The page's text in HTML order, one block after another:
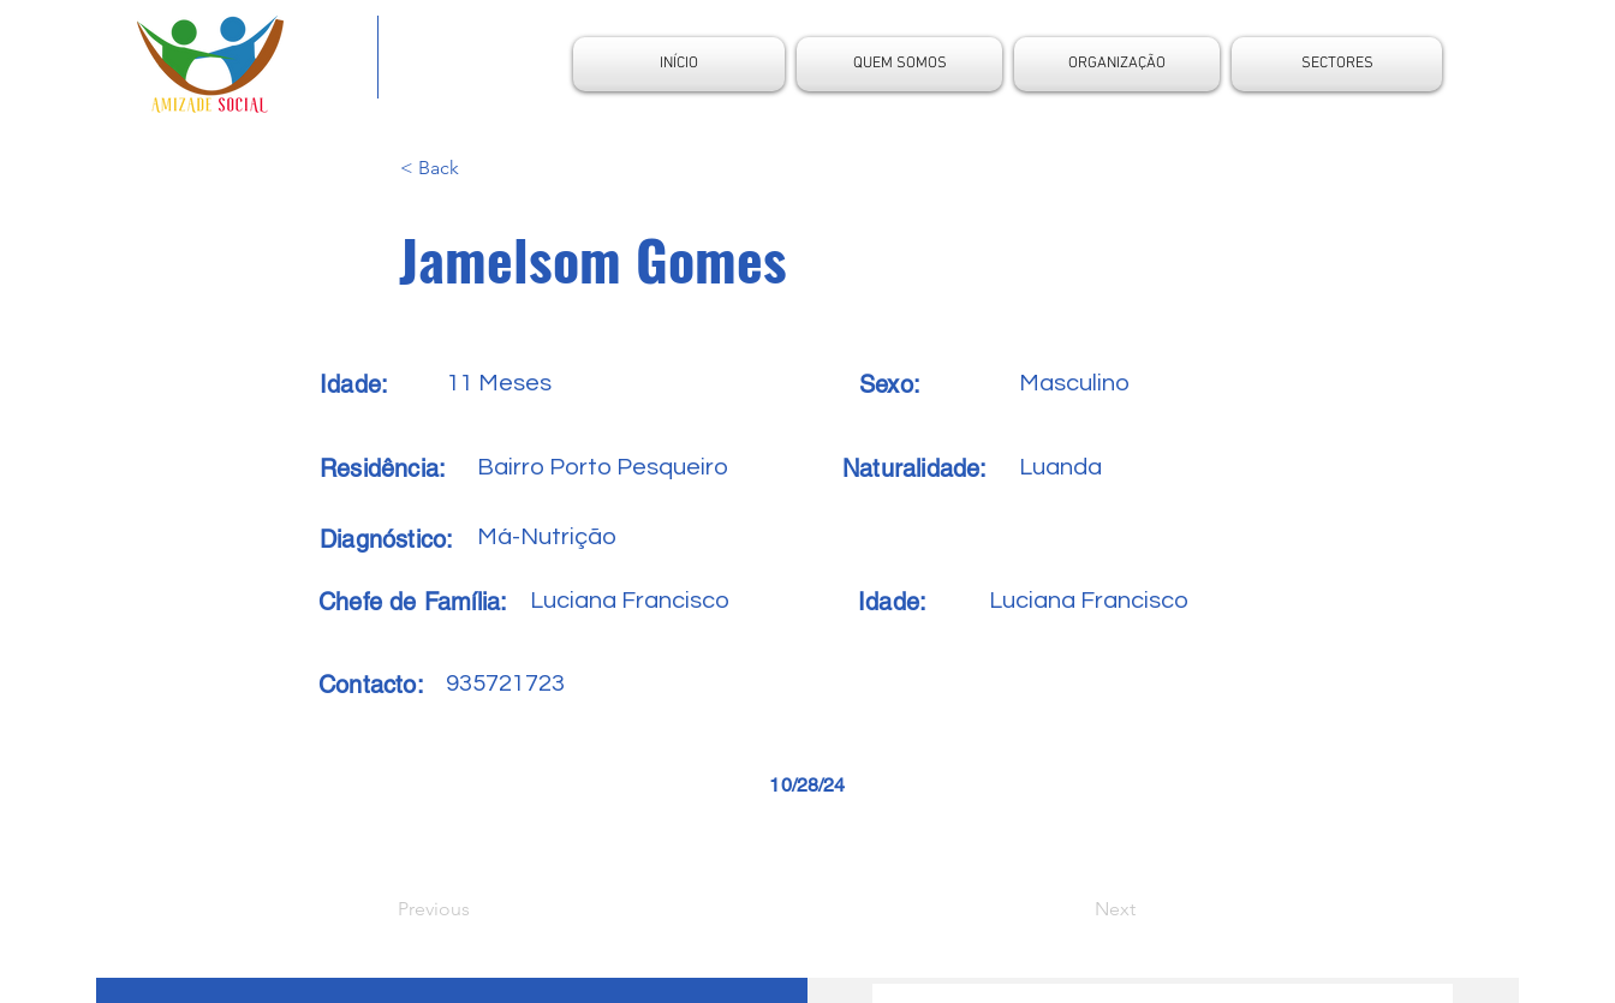
INÍCIO QUEM SOMOS ORGANIZAÇÃO SECTORES
< Back
Jamelsom Gomes
Idade: 11 Meses Sexo: Masculino
Residência: Bairro Porto Pesqueiro Naturalidade: Luanda
Diagnóstico: Má-Nutrição
Chefe de Família: Luciana Francisco Idade: Luciana Francisco
Contacto: 935721723
10/28/24
Previous Next